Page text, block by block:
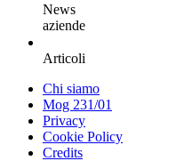
News
aziende
Articoli
Chi siamo
Mog 231/01
Privacy
Cookie Policy
Credits